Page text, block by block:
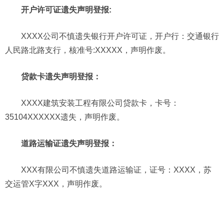
开户许可证遗失声明登报:
XXXX公司不慎遗失银行开户许可证，开户行：交通银行
人民路北路支行，核准号:XXXXX，声明作废。
贷款卡遗失声明登报：
XXXX建筑安装工程有限公司贷款卡，卡号：
35104XXXXXX遗失，声明作废。
道路运输证遗失声明登报：
XXX有限公司不慎遗失道路运输证，证号：XXXX，苏
交运管X字XXX，声明作废。